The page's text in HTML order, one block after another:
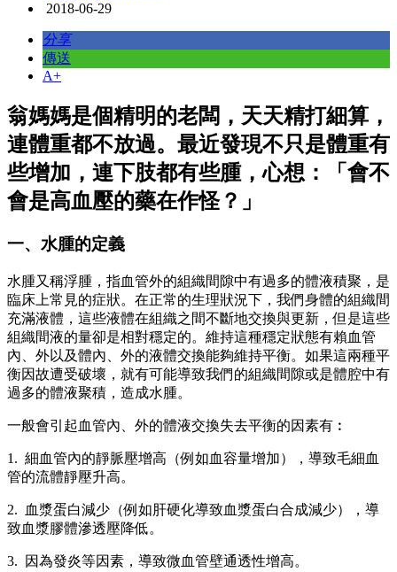
2018-06-29
分享
傳送
A+
翁媽媽是個精明的老闆，天天精打細算，
連體重都不放過。最近發現不只是體重有
些增加，連下肢都有些腫，心想：「會不
會是高血壓的藥在作怪？」
一、水腫的定義
水腫又稱浮腫，指血管外的組織間隙中有過多的體液積聚，是
臨床上常見的症狀。在正常的生理狀況下，我們身體的組織間
充滿液體，這些液體在組織之間不斷地交換與更新，但是這些
組織間液的量卻是相對穩定的。維持這種穩定狀態有賴血管
內、外以及體內、外的液體交換能夠維持平衡。如果這兩種平
衡因故遭受破壞，就有可能導致我們的組織間隙或是體腔中有
過多的體液聚積，造成水腫。
一般會引起血管內、外的體液交換失去平衡的因素有︰
1. 細血管內的靜脈壓增高（例如血容量增加），導致毛細血
管的流體靜壓升高。
2. 血漿蛋白減少（例如肝硬化導致血漿蛋白合成減少），導
致血漿膠體滲透壓降低。
3. 因為發炎等因素，導致微血管壁通透性增高。